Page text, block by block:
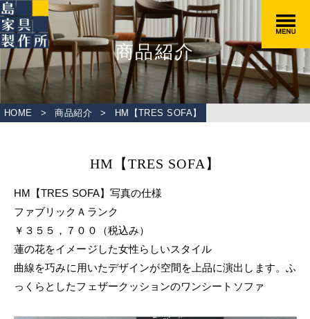
商品紹介
HOME > 商品紹介 > HM【TRES SOFA】
HM【TRES SOFA】
HM【TRES SOFA】写真の仕様
ファブリックＡランク
￥３５５，７００（税込み）
蓮の花をイメージした女性らしいスタイル
曲線を巧みに用いたデザインが空間を上品に演出します。ふ
っくらとしたフェザークッションのワンシートソファ